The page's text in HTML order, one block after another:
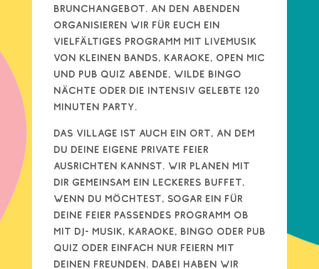
Brunchangebot. An den Abenden
organisieren wir für euch ein
vielfältiges Programm mit Livemusik
von kleinen Bands, Karaoke, Open Mic
und Pub Quiz Abende, wilde Bingo
Nächte oder die intensiv gelebte 120
Minuten Party.
Das Village ist auch ein Ort, an dem
du deine eigene private Feier
ausrichten kannst. Wir planen mit
dir gemeinsam ein leckeres Buffet,
wenn du möchtest, sogar ein für
deine Feier passendes Programm ob
mit DJ- Musik, Karaoke, Bingo oder Pub
Quiz oder einfach nur feiern mit
deinen Freunden. Dabei haben wir